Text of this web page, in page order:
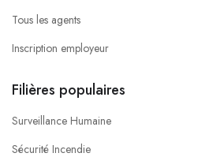
Tous les agents
Inscription employeur
Filières populaires
Surveillance Humaine
Sécurité Incendie